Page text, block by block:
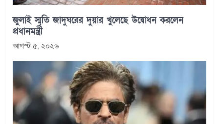
জুলাই স্মৃতি জাদুঘরের দুয়ার খুলেছে উদ্বোধন করলেন
প্রধানমন্ত্রী
আগস্ট ৫, ২০২৬